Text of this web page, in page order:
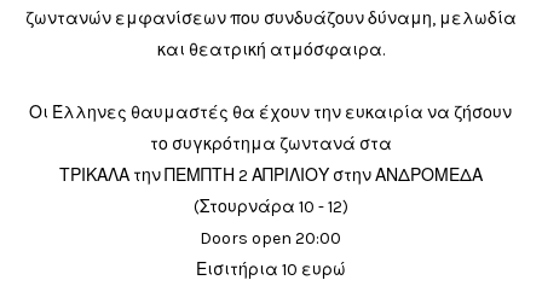
ζωντανών εμφανίσεων που συνδυάζουν δύναμη, μελωδία
και θεατρική ατμόσφαιρα.
Οι Έλληνες θαυμαστές θα έχουν την ευκαιρία να ζήσουν
το συγκρότημα ζωντανά στα
ΤΡΙΚΑΛΑ την ΠΕΜΠΤΗ 2 ΑΠΡΙΛΙΟΥ στην ΑΝΔΡΟΜΕΔΑ
(Στουρνάρα 10 - 12)
Doors open 20:00
Εισιτήρια 10 ευρώ